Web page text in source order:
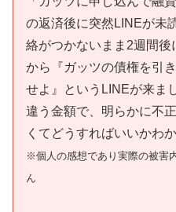
の返済後に突然LINEが未
絡がつかないまま2週間
から『ガッツの債権を引
せよ』というLINEが来ま
違う金額で、明らかに不
くてどうすればいいかわ
※個人の感想であり実際の被害
ん